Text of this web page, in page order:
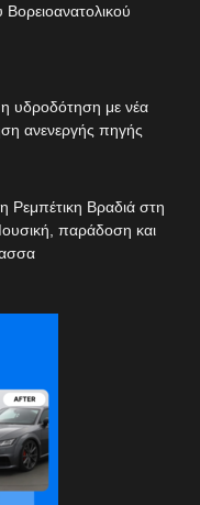
υδροδότηση με νέα
ανενεργής πηγής
Ρεμπέτικη Βραδιά στη
παράδοση και